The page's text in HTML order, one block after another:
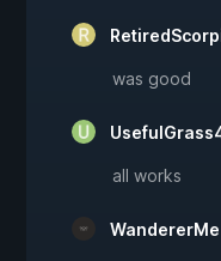
was good
all works
WandererMe